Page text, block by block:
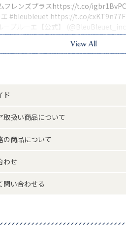
フレンズプラスhttps://t.co/
#bleubleuet https://t.co/
ーブルーエ【公式】
なるビションフリーゼのぬいぐるみ。
生機能搭載、動いたりお話ができるユ
方など日常で人と話す機会が少ない方
す。
り、予め動作テスト用の電池が付属し
けて撮影していますが、ご使用の端末
高さ21 横幅15 胴回り28
ド
取扱い商品について
の商品について
わせ
問い合わせる